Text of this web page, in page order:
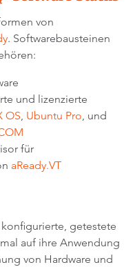
von
. Softwarebausteinen
und lizenzierte
OS, Ubuntu Pro, und
für
aReady.VT
getestete
auf ihre Anwendung
von Hardware und